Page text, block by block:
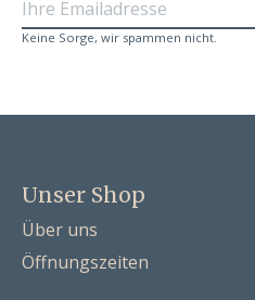
Keine Sorge, wir spammen nicht.
Unser Shop
Über uns
Öffnungszeiten